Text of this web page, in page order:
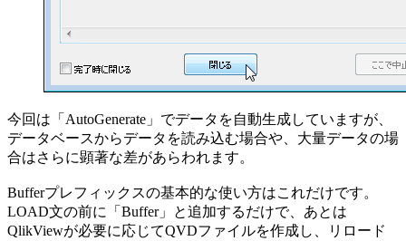
今回は「AutoGenerate」でデータを自動生成していますが、
データベースからデータを読み込む場合や、大量データの場
合はさらに顕著な差があらわれます。
Bufferプレフィックスの基本的な使い方はこれだけです。
LOAD文の前に「Buffer」と追加するだけで、あとは
QlikViewが必要に応じてQVDファイルを作成し、リロード